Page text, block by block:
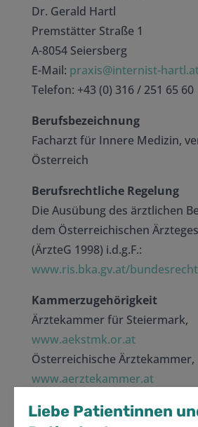
Liebe Patientinnen
Dr. Gerald Hartl
Premstätter Straße 1
A-8054 Seiersberg
E-Mail: praxis@internist-
Telefon: +43 (0) 316 / 251 65 60
Berufsbezeichnung
Facharzt für Innere Medizin,
Österreich
Berufsrechtliche Regelung
Die Ausübung des ärztlichen
dem Österreichischen
(ÄrzteG 1998) i.d.g.F.:
www.ris.bka.gv.at/bundesrecht
Kammerzugehörigkeit
Ärztekammer für Steiermark,
www.aekstmk.or.at
Österreichische Ärztekammer,
www.aerztekammer.at
Haftung für Inhalte dieser